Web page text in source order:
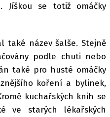
Jíškou se totiž omáčky
také název šalše. Stejně
podle chuti nebo
také pro husté omáčky
koření a bylinek,
kuchařských knih se
ve starých lékařských